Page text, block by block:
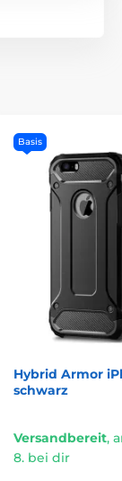
Basis
Hybrid Armor
schwarz
Versandbereit,
8. bei dir